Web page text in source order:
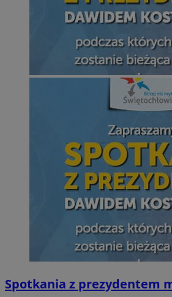
Spotkania z prezydentem